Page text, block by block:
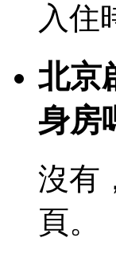
入住
北京
身房
沒有
頁。